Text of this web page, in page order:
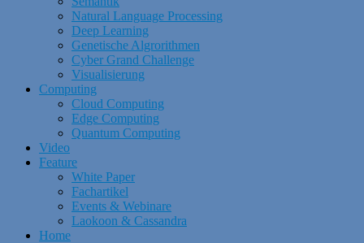
Natural Language Processing
Deep Learning
Genetische Algrorithmen
Cyber Grand Challenge
Visualisierung
Computing
Cloud Computing
Edge Computing
Quantum Computing
Video
Feature
White Paper
Fachartikel
Events & Webinare
Laokoon & Cassandra
Home